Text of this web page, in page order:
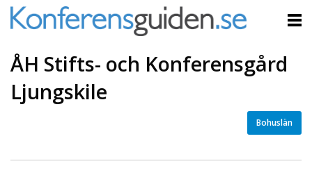
ÅH Stifts- och Konferensgård
Ljungskile
Bohuslän